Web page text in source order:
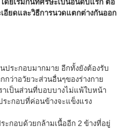
อียดและวิธีการนวดแตกต่างกันออก
ประกอบมากมาย อีกทั้งยังต้องรับ
ว่าอวัยวะส่วนอื่นๆของร่างกาย
เป็นส่วนที่บอบบางไม่แพ้ใบหน้า
ะกอบที่ค่อนข้างจะแข็งแรง
ะกอบด้วยกล้ามเนื้ออีก 2 ข้างที่อยู่